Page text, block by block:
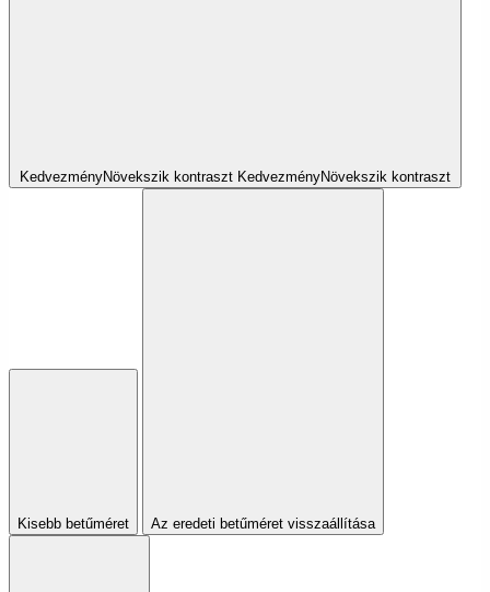
KedvezményNövekszik kontraszt KedvezményNövekszik kontraszt
Kisebb betűméret Az eredeti betűméret visszaállítása